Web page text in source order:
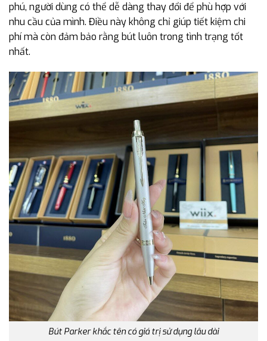
phú, người dùng có thể dễ dàng thay đổi để phù hợp với
nhu cầu của mình. Điều này không chỉ giúp tiết kiệm chi
phí mà còn đảm bảo rằng bút luôn trong tình trạng tốt
nhất.
Bút Parker khắc tên có giá trị sử dụng lâu dài